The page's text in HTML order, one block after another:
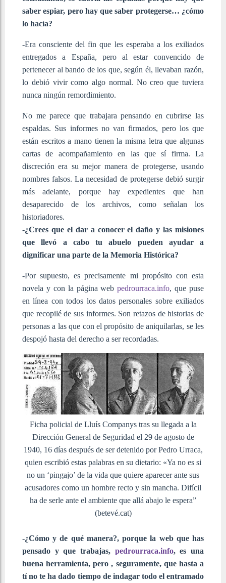
saber espiar, pero hay que saber protegerse… ¿cómo
lo hacía?
-Era consciente del fin que les esperaba a los exiliados
entregados a España, pero al estar convencido de
pertenecer al bando de los que, según él, llevaban razón,
lo debió vivir como algo normal. No creo que tuviera
nunca ningún remordimiento.
No me parece que trabajara pensando en cubrirse las
espaldas. Sus informes no van firmados, pero los que
están escritos a mano tienen la misma letra que algunas
cartas de acompañamiento en las que sí firma. La
discreción era su mejor manera de protegerse, usando
nombres falsos. La necesidad de protegerse debió surgir
más adelante, porque hay expedientes que han
desaparecido de los archivos, como señalan los
historiadores.
-¿Crees que el dar a conocer el daño y las misiones
que llevó a cabo tu abuelo pueden ayudar a
dignificar una parte de la Memoria Histórica?
-Por supuesto, es precisamente mi propósito con esta
novela y con la página webpedrourraca.info, que puse
en línea con todos los datos personales sobre exiliados
que recopilé de sus informes. Son retazos de historias de
personas a las que con el propósito de aniquilarlas, se les
despojó hasta del derecho a ser recordadas.
Ficha policial de Lluís Companys tras su llegada a la
Dirección General de Seguridad el 29 de agosto de
1940, 16 días después de ser detenido por Pedro Urraca,
quien escribió estas palabras en su dietario: «Ya no es si
no un ‘pingajo’ de la vida que quiere aparecer ante sus
acusadores como un hombre recto y sin mancha. Difícil
ha de serle ante el ambiente que allá abajo le espera”
(betevé.cat)
-¿Cómo y de qué manera?, porque la web que has
pensado y que trabajas, pedrourraca.info, es una
buena herramienta, pero , seguramente, que hasta a
tí no te ha dado tiempo de indagar todo el entramado